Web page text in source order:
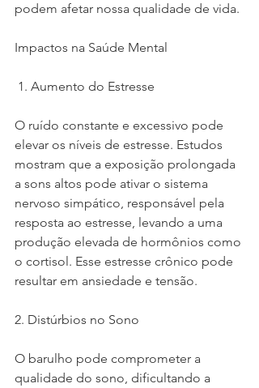
podem afetar nossa qualidade de vida.
Impactos na Saúde Mental
1. Aumento do Estresse
O ruído constante e excessivo pode
elevar os níveis de estresse. Estudos
mostram que a exposição prolongada
a sons altos pode ativar o sistema
nervoso simpático, responsável pela
resposta ao estresse, levando a uma
produção elevada de hormônios como
o cortisol. Esse estresse crônico pode
resultar em ansiedade e tensão.
2. Distúrbios no Sono
O barulho pode comprometer a
qualidade do sono, dificultando a